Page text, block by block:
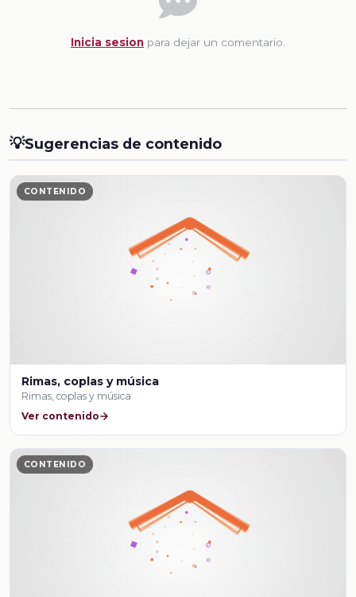
Inicia sesion para dejar un comentario.
💡Sugerencias de contenido
CONTENIDO
Rimas, coplas y música
Rimas, coplas y música
Ver contenido
CONTENIDO